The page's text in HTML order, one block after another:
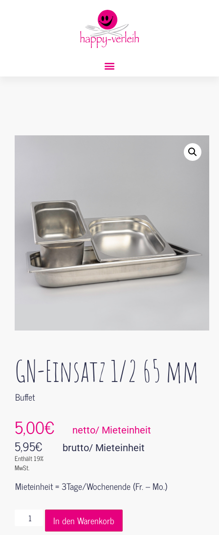
GN-Einsatz 1/2 65 mm
Buffet
5,00€ netto/ Mieteinheit
5,95€
Enthält 19%
MwSt.
brutto/ Mieteinheit
Mieteinheit = 3Tage/Wochenende (Fr. – Mo.)
In den Warenkorb